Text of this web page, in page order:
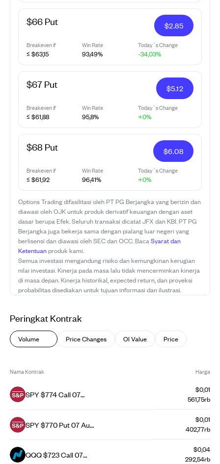
$66 Put $2.85
Breakeven if Win Rate Today`s Change
≤ $63,15 93,49% -34,03%
$67 Put $5.12
Breakeven if Win Rate Today`s Change
≤ $61,88 95,8% +0%
$68 Put $6.08
Breakeven if Win Rate Today`s Change
≤ $61,92 96,41% +0%
Options Trading difasilitasi oleh PT PG Berjangka yang berizin dan
diawasi oleh OJK untuk produk derivatif keuangan dengan aset
dasar berupa Efek. Seluruh transaksi dicatat JFX dan KBI. PT PG
Berjangka juga bekerja sama dengan pialang luar negeri yang
berlisensi dan diawasi oleh SEC dan OCC. BacaSyarat dan
Ketentuanproduk kami.
Semua investasi mengandung risiko dan kemungkinan kerugian
nilai investasi. Kinerja pada masa lalu tidak mencerminkan kinerja
di masa depan. Kinerja historikal, expected return, dan proyeksi
probabilitas disediakan untuk tujuan informasi dan ilustrasi.
Peringkat Kontrak
Volume Price Changes OI Value Price
Nama Kontrak Harga
SPY $774 Call 07
$0,01
561,75rb
SPY $770 Put 07 Aug
$0,01
402,77rb
QQQ $723 Call 07
$0,04
292,54rb